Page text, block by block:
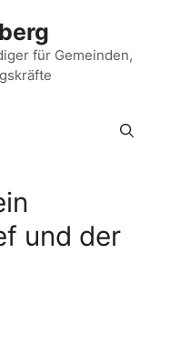
für Gemeinden,
und der